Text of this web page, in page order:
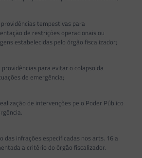
tempestivas para
de restrições operacionais ou
estabelecidas pelo órgão fiscalizador;
para evitar o colapso da
de emergência;
de intervenções pelo Poder Público
das infrações especificadas nos arts. 16 a
a critério do órgão fiscalizador.